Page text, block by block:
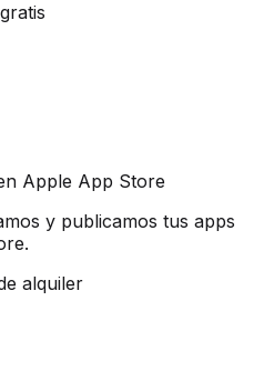
Apple App Store
y publicamos tus apps
alquiler